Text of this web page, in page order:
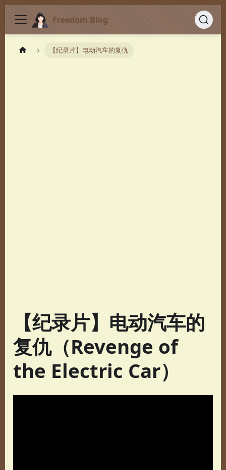
Freedom Blog
【纪录片】电动汽车的复仇
【纪录片】电动汽车的
复仇（Revenge of
the Electric Car）